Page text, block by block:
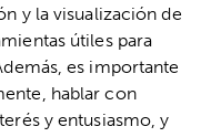
y la visualización de
útiles para
es importante
hablar con
y entusiasmo, y